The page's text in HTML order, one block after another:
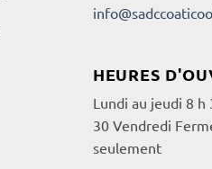
HEURES
Lundi au jeudi 8 h
30 Vendredi
seulement